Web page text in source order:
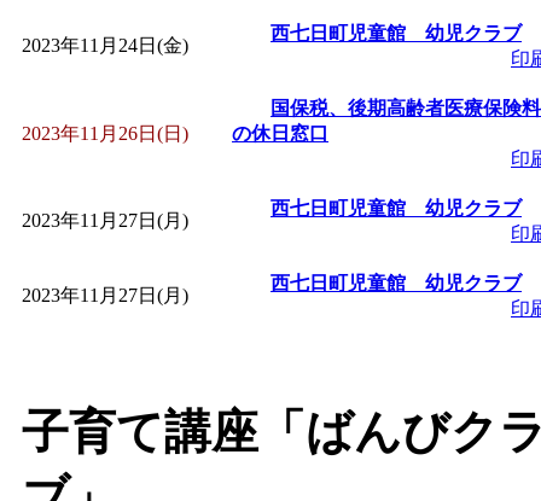
2023年11月24日(金)
西七日町児童館 幼児クラブ
印
2023年11月26日(日)
国保税、後期高齢者医療保険料
の休日窓口
印
2023年11月27日(月)
西七日町児童館 幼児クラブ
印
2023年11月27日(月)
西七日町児童館 幼児クラブ
印
子育て講座「ばんびク